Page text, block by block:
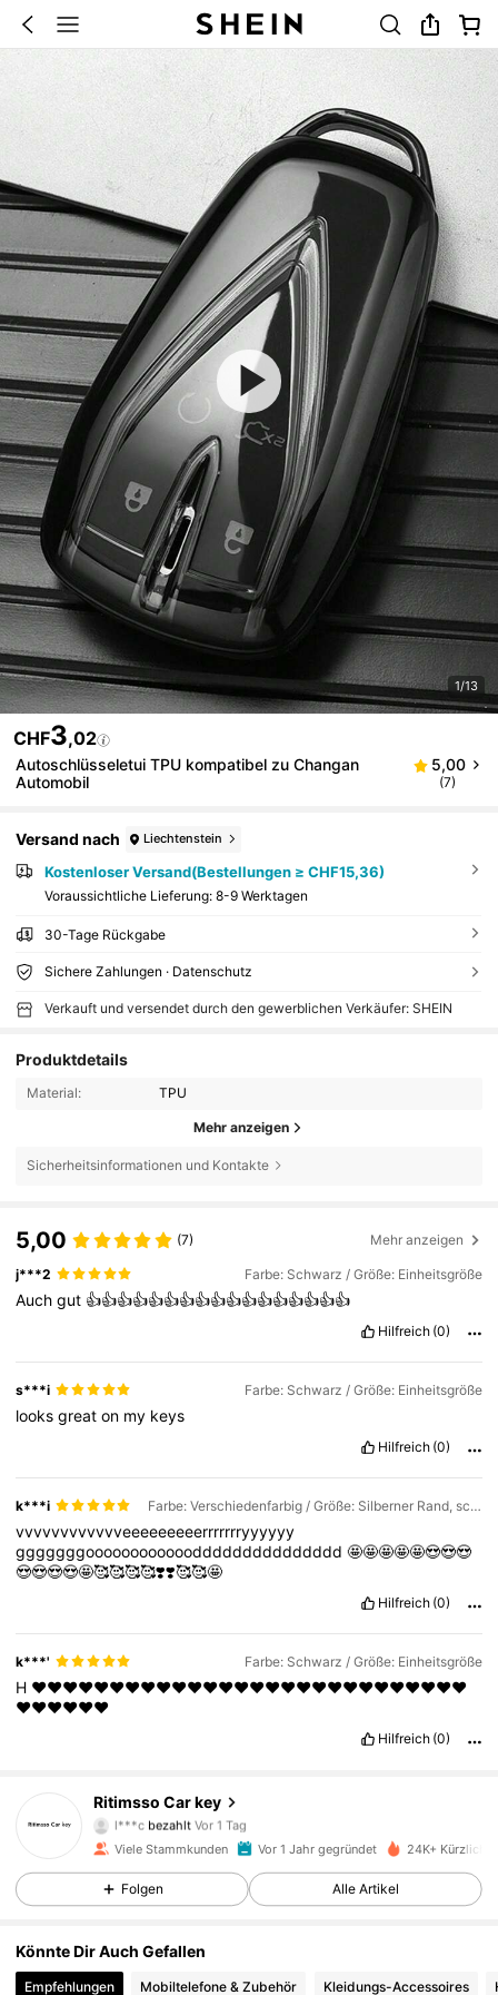
1/13
CHF3,02
Autoschlüsseletui TPU kompatibel zu Changan
Automobil
5,00
(7)
Versand nach Liechtenstein
Kostenloser Versand(Bestellungen ≥ CHF15,36)
Voraussichtliche Lieferung: 8-9 Werktagen
30-Tage Rückgabe
Sichere Zahlungen · Datenschutz
Verkauft und versendet durch den gewerblichen Verkäufer: SHEIN
Produktdetails
Material: TPU
Mehr anzeigen
Sicherheitsinformationen und Kontakte
5,00 (7) Mehr anzeigen
j***2 Farbe: Schwarz / Größe: Einheitsgröße
Auchgut 👍👍👍👍👍👍👍👍👍👍👍👍👍👍👍👍👍
Hilfreich (0)
s***i Farbe: Schwarz / Größe: Einheitsgröße
looksgreaton my keys
Hilfreich (0)
k***i Farbe: Verschiedenfarbig / Größe: Silberner Rand, schwarz, 4 Tasten
vvvvvvvvvvvveeeeeeeeerrrrrrryyyyyy
gggggggooooooooooooddddddddddddddd🤩🤩🤩🤩🤩😍😍😍
😍😍😍😍🤩🥰🥰🥰🥰❣️❣️🥰🥰🤩
Hilfreich (0)
k***' Farbe: Schwarz / Größe: Einheitsgröße
H ❤️❤️❤️❤️❤️❤️❤️❤️❤️❤️❤️❤️❤️❤️❤️❤️❤️❤️❤️❤️❤️❤️❤️❤️❤️❤️❤️❤️
❤️❤️❤️❤️❤️❤️
Hilfreich (0)
Ritimsso Car key
4,89
1K Follower
l***cbezahlt Vor 1 Tag
f***0 istVor 1 Taggefolgt
4,89
4,89 1K Follower
Viele Stammkunden Vor 1 Jahr gegründet 24K+ Kürzlich
Folgen Alle Artikel
Könnte Dir Auch Gefallen
Empfehlungen Mobiltelefone & Zubehör Kleidungs-Accessoires